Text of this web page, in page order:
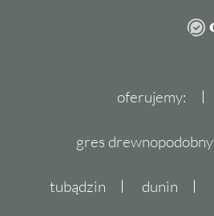
oferujemy:
gres drewnopodobny
tubądzin dunin